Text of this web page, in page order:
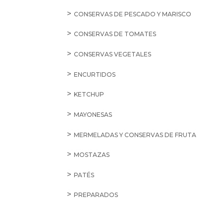
CONSERVAS DE PESCADO Y MARISCO
CONSERVAS DE TOMATES
CONSERVAS VEGETALES
ENCURTIDOS
KETCHUP
MAYONESAS
MERMELADAS Y CONSERVAS DE FRUTA
MOSTAZAS
PATÉS
PREPARADOS